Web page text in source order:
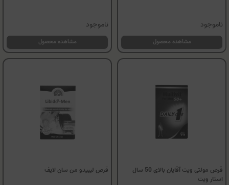
ناموجود
مشاهده محصول
ناموجود
مشاهده محصول
قرص مولتی ویت آقایان بالای 50 سال
استار ویت
قرص لیبیدو من سان لایف